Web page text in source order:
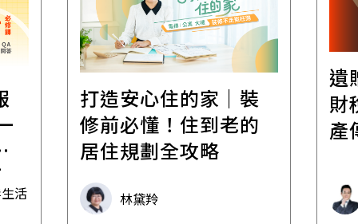
活
打造安心住的家｜裝
修前必懂！住到老的
居住規劃全攻略
林黛羚
遺
財
產